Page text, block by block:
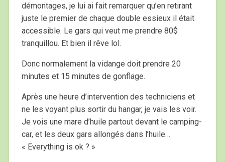
démontages, je lui ai fait remarquer qu’en retirant
juste le premier de chaque double essieux il était
accessible. Le gars qui veut me prendre 80$
tranquillou. Et bien il rêve lol.
Donc normalement la vidange doit prendre 20
minutes et 15 minutes de gonflage.
Après une heure d’intervention des techniciens et
ne les voyant plus sortir du hangar, je vais les voir.
Je vois une mare d’huile partout devant le camping-
car, et les deux gars allongés dans l’huile…
« Everything is ok ? »